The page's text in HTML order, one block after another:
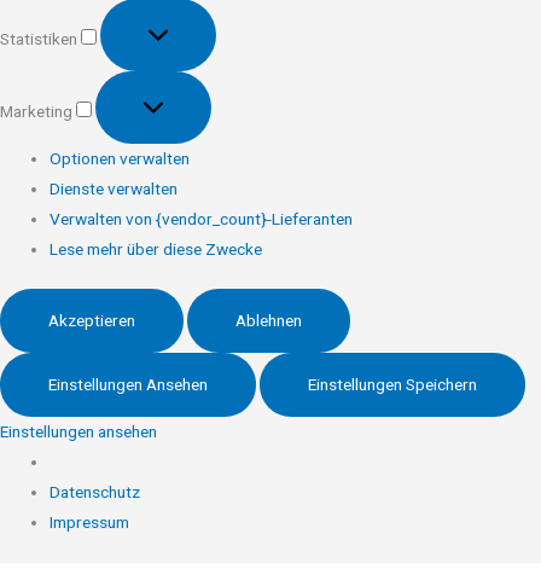
Statistiken
Statistiken
Marketing
Marketing
Optionen verwalten
Dienste verwalten
Verwalten von {vendor_count}-Lieferanten
Lese mehr über diese Zwecke
Akzeptieren Ablehnen
Einstellungen Ansehen Einstellungen Speichern
Einstellungen ansehen
Datenschutz
Impressum